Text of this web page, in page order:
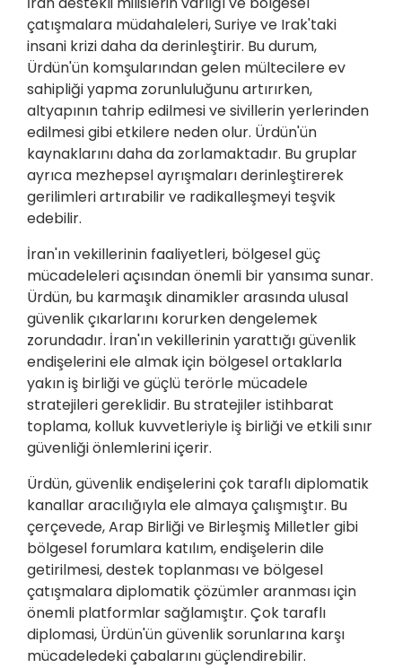
çatışmalara müdahaleleri, Suriye ve Irak'taki
insani krizi daha da derinleştirir. Bu durum,
Ürdün'ün komşularından gelen mültecilere ev
sahipliği yapma zorunluluğunu artırırken,
altyapının tahrip edilmesi ve sivillerin yerlerinden
edilmesi gibi etkilere neden olur. Ürdün'ün
kaynaklarını daha da zorlamaktadır. Bu gruplar
ayrıca mezhepsel ayrışmaları derinleştirerek
gerilimleri artırabilir ve radikalleşmeyi teşvik
edebilir.
İran'ın vekillerinin faaliyetleri, bölgesel güç
mücadeleleri açısından önemli bir yansıma sunar.
Ürdün, bu karmaşık dinamikler arasında ulusal
güvenlik çıkarlarını korurken dengelemek
zorundadır. İran'ın vekillerinin yarattığı güvenlik
endişelerini ele almak için bölgesel ortaklarla
yakın iş birliği ve güçlü terörle mücadele
stratejileri gereklidir. Bu stratejiler istihbarat
toplama, kolluk kuvvetleriyle iş birliği ve etkili sınır
güvenliği önlemlerini içerir.
Ürdün, güvenlik endişelerini çok taraflı diplomatik
kanallar aracılığıyla ele almaya çalışmıştır. Bu
çerçevede, Arap Birliği ve Birleşmiş Milletler gibi
bölgesel forumlara katılım, endişelerin dile
getirilmesi, destek toplanması ve bölgesel
çatışmalara diplomatik çözümler aranması için
önemli platformlar sağlamıştır. Çok taraflı
diplomasi, Ürdün'ün güvenlik sorunlarına karşı
mücadeledeki çabalarını güçlendirebilir.